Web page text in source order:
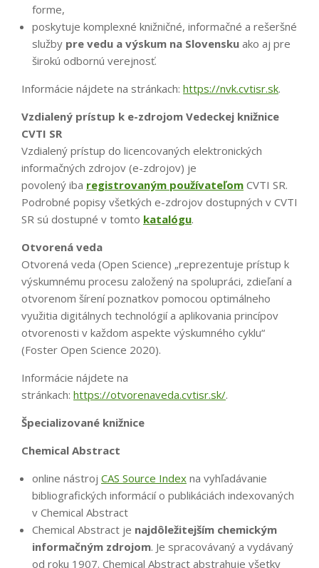
forme,
poskytuje komplexné knižničné, informačné a rešeršné
služby pre vedu a výskum na Slovensku ako aj pre
širokú odbornú verejnosť.
Informácie nájdete na stránkach: https://nvk.cvtisr.sk.
Vzdialený prístup k e-zdrojom Vedeckej knižnice
CVTI SR
Vzdialený prístup do licencovaných elektronických
informačných zdrojov (e-zdrojov) je
povolený iba registrovaným používateľom CVTI SR.
Podrobné popisy všetkých e-zdrojov dostupných v CVTI
SR sú dostupné v tomto katalógu.
Otvorená veda
Otvorená veda (Open Science) „reprezentuje prístup k
výskumnému procesu založený na spolupráci, zdieľaní a
otvorenom šírení poznatkov pomocou optimálneho
využitia digitálnych technológií a aplikovania princípov
otvorenosti v každom aspekte výskumného cyklu“
(Foster Open Science 2020).
Informácie nájdete na
stránkach: https://otvorenaveda.cvtisr.sk/.
Špecializované knižnice
Chemical Abstract
online nástroj CAS Source Index na vyhľadávanie
bibliografických informácií o publikáciách indexovaných
v Chemical Abstract
Chemical Abstract je najdôležitejším chemickým
informačným zdrojom. Je spracovávaný a vydávaný
od roku 1907. Chemical Abstract abstrahuje všetky